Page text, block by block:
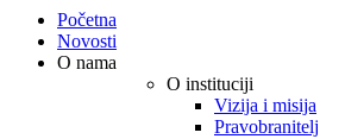
Početna
Novosti
O nama
O instituciji
Vizija i misija
Pravobranitelj